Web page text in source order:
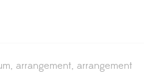
arrangement arrangement